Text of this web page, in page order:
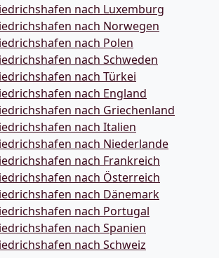
nach Luxemburg
nach Norwegen
nach Polen
nach Schweden
nach Türkei
nach England
nach Griechenland
nach Italien
nach Niederlande
nach Frankreich
nach Österreich
nach Dänemark
nach Portugal
nach Spanien
nach Schweiz